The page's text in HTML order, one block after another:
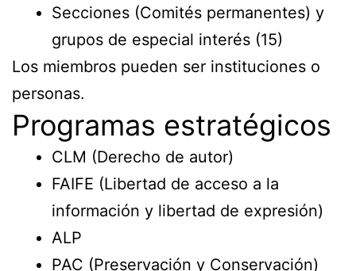
Secciones (Comités permanentes) y
grupos de especial interés (15)
Los miembros pueden ser instituciones o
personas.
Programas estratégicos
CLM (Derecho de autor)
FAIFE (Libertad de acceso a la
información y libertad de expresión)
ALP
PAC (Preservación y Conservación)